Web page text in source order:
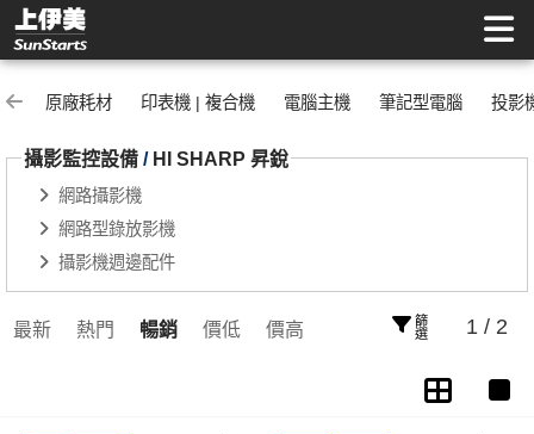
HI SHARP 昇銳 | 上伊美辦公用品網
原廠耗材 印表機 | 複合機 電腦主機 筆記型電腦 投影
攝影監控設備 / HI SHARP 昇銳
網路攝影機
網路型錄放影機
攝影機週邊配件
最新 熱門 暢銷 價低 價高 篩選 1 / 2